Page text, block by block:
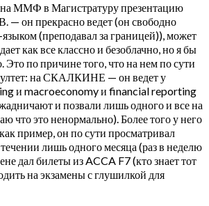
ММФ в Магистратуру презентацию
он прекрасно ведет (он свободно
(преподавал за границей)), может
как все классно и безоблачно, но я бы
Это по причине того, что на нем по сути
на СКАЛКИНЕ — он ведет у
и macroeconomy и financial reporting
и позвали лишь одного и все на
что это ненормально). Более того у него
пример, он по сути просматривал
лишь одного месяца (раз в неделю
дал билеты из ACCA F7 (кто знает тот
на экзамены с глушилкой для